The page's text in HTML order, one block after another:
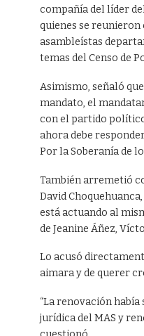
compañía del líder
quienes se reunieron
asambleístas
temas del Censo de
Asimismo, señaló
mandato, el
con el partido
ahora debe
Por la Soberanía de
También arremetió
David
está actuando al
de Jeanine Áñez,
Lo acusó
aimara y de querer
“La renovación
jurídica del MAS y